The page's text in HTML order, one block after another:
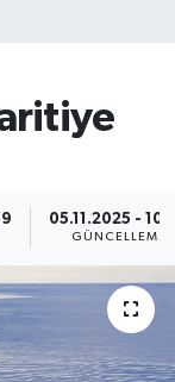
05.11.2025 -
GÜNCELLEME